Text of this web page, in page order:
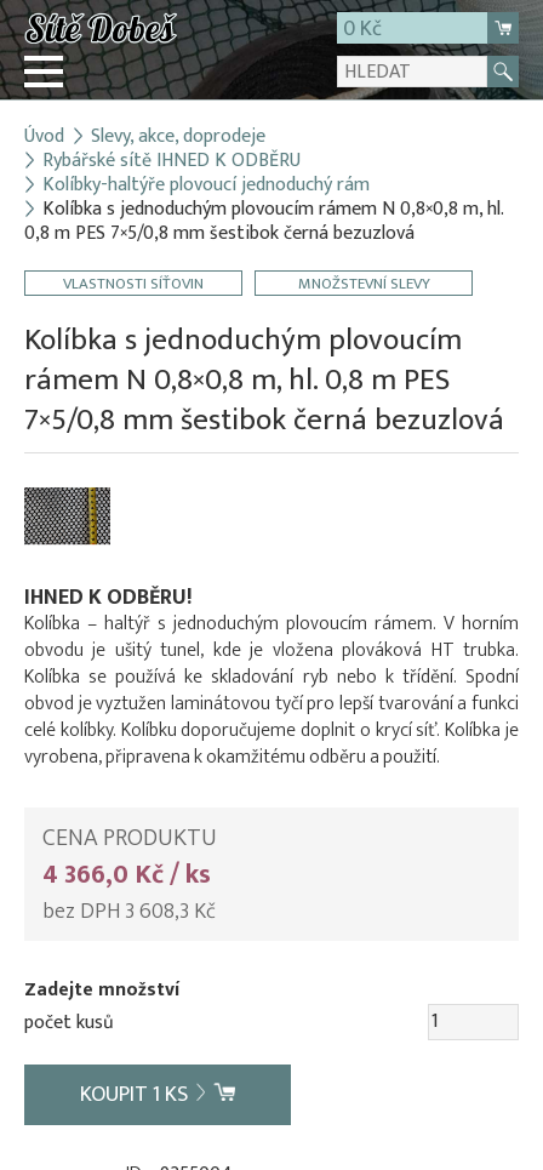
0 Kč
Přihlásit
Registrace
E-shop
O firmě
Úvod Slevy, akce, doprodeje
Rybářské sítě IHNED K ODBĚRU
Kolíbky-haltýře plovoucí jednoduchý rám
Kolíbka s jednoduchým plovoucím rámem N 0,8×0,8 m, hl.
0,8 m PES 7×5/0,8 mm šestibok černá bezuzlová
VLASTNOSTI SÍŤOVIN MNOŽSTEVNÍ SLEVY
Kolíbka s jednoduchým plovoucím
rámem N 0,8×0,8 m, hl. 0,8 m PES
7×5/0,8 mm šestibok černá bezuzlová
IHNED K ODBĚRU!
Kolíbka – haltýř s jednoduchým plovoucím rámem. V horním
obvodu je ušitý tunel, kde je vložena plováková HT trubka.
Kolíbka se používá ke skladování ryb nebo k třídění. Spodní
obvod je vyztužen laminátovou tyčí pro lepší tvarování a funkci
celé kolíbky. Kolíbku doporučujeme doplnit o krycí síť. Kolíbka je
vyrobena, připravena k okamžitému odběru a použití.
CENA PRODUKTU
4 366,0 Kč / ks
bez DPH 3 608,3 Kč
Zadejte množství
počet kusů
KOUPIT1 KS